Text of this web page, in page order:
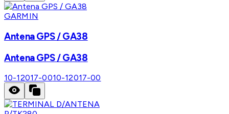
GARMIN
Antena GPS / GA38
Antena GPS / GA38
10-12017-0010-12017-00